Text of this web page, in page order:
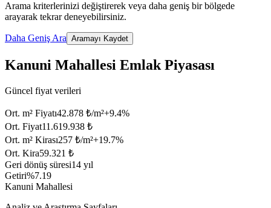
Arama kriterlerinizi değiştirerek veya daha geniş bir bölgede
arayarak tekrar deneyebilirsiniz.
Daha Geniş Ara Aramayı Kaydet
Kanuni Mahallesi Emlak Piyasası
Güncel fiyat verileri
Ort. m² Fiyatı42.878 ₺/m²+9.4%
Ort. Fiyat11.619.938 ₺
Ort. m² Kirası257 ₺/m²+19.7%
Ort. Kira59.321 ₺
Geri dönüş süresi14 yıl
Getiri%7.19
Kanuni Mahallesi